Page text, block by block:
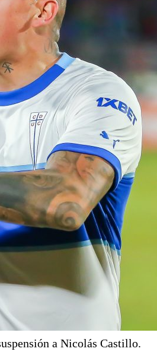
a Nicolás Castillo.